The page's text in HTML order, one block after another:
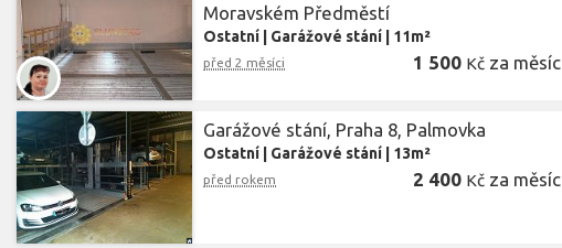
Moravském Předměstí
Ostatní Garážové stání 11m²
před 2 měsíci 1 500 Kč za měsíc
Garážové stání, Praha 8, Palmovka
Ostatní Garážové stání 13m²
před rokem 2 400 Kč za měsíc